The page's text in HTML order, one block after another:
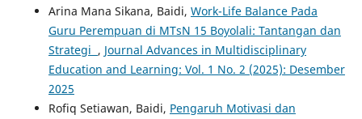
Arina Mana Sikana, Baidi, Work-Life Balance Pada
Guru Perempuan di MTsN 15 Boyolali: Tantangan dan
Strategi , Journal Advances in Multidisciplinary
Education and Learning: Vol. 1 No. 2 (2025): Desember
2025
Rofiq Setiawan, Baidi, Pengaruh Motivasi dan